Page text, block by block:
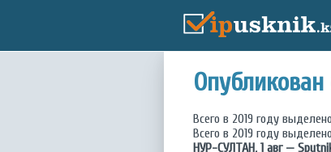
Опубликован
Всего в 2019 году
Всего в 2019 году
НУР-СУЛТАН, 1 авг —